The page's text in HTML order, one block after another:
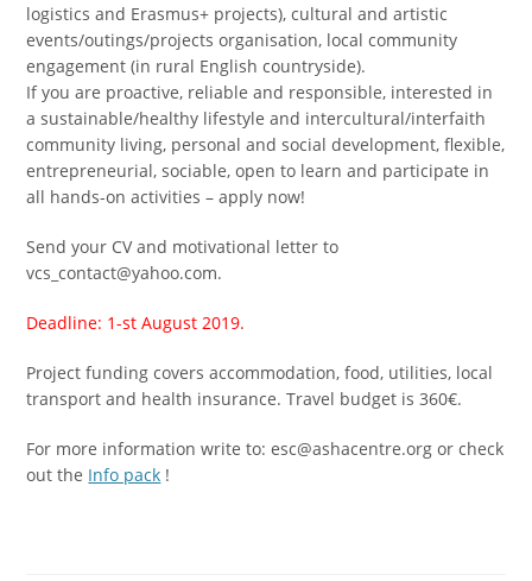
logistics and Erasmus+ projects), cultural and artistic
events/outings/projects organisation, local community
engagement (in rural English countryside).
If you are proactive, reliable and responsible, interested in
a sustainable/healthy lifestyle and intercultural/interfaith
community living, personal and social development, flexible,
entrepreneurial, sociable, open to learn and participate in
all hands-on activities – apply now!
Send your CV and motivational letter to
vcs_contact@yahoo.com.
Deadline: 1-st August 2019.
Project funding covers accommodation, food, utilities, local
transport and health insurance. Travel budget is 360€.
For more information write to: esc@ashacentre.org or check
out the Info pack !